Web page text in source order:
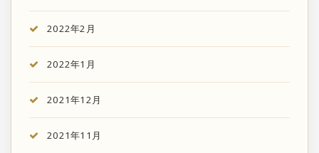
2022年2月
2022年1月
2021年12月
2021年11月